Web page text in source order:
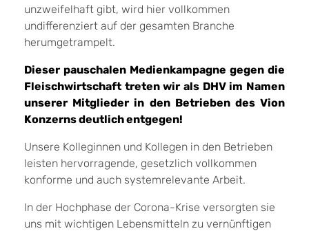
unzweifelhaft gibt, wird hier vollkommen
undifferenziert auf der gesamten Branche
herumgetrampelt.
Dieser pauschalen Medienkampagne gegen die
Fleischwirtschaft treten wir als DHV im Namen
unserer Mitglieder in den Betrieben des Vion
Konzerns deutlich entgegen!
Unsere Kolleginnen und Kollegen in den Betrieben
leisten hervorragende, gesetzlich vollkommen
konforme und auch systemrelevante Arbeit.
In der Hochphase der Corona-Krise versorgten sie
uns mit wichtigen Lebensmitteln zu vernünftigen